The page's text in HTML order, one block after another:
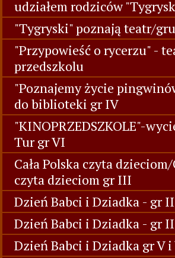
udziałem rodziców
"Tygryski" poznają teatr/
"Przypowieść o rycerzu" -
przedszkolu
"Poznajemy życie
do biblioteki gr IV
"KINOPRZEDSZKOLE"-
Tur gr VI
Cała Polska czyta
czyta dzieciom gr III
Dzień Babci i Dziadka - gr
Dzień Babci i Dziadka - gr II
Dzień Babci i Dziadka gr V